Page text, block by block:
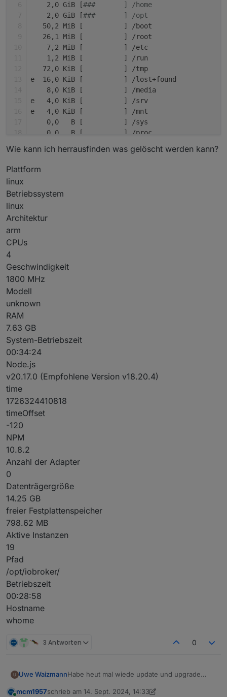
    2,0 GiB [
###       ] /home
    2,0 GiB [
###       ] /opt
   50,2 MiB [          ] /boot
   26,1 MiB [          ] /root
    7,2 MiB [          ] /etc
    1,2 MiB [          ] /run
   72,0 KiB [          ] /tmp
e  16,0 KiB [          ] /lost+found
    8,0 KiB [          ] /media
e   4,0 KiB [          ] /srv
e   4,0 KiB [          ] /mnt
    0,0   B [          ] /sys
.   0,0   B [          ] /proc
@   0,0   B [          ]  sbin
Wie kann ich herrausfinden was gelöscht werden kann?
Plattform
linux
Betriebssystem
linux
Architektur
arm
CPUs
4
Geschwindigkeit
1800 MHz
Modell
unknown
RAM
7.63 GB
System-Betriebszeit
00:34:24
Node.js
v20.17.0 (Empfohlene Version v18.20.4)
time
1726324410818
timeOffset
-120
NPM
10.8.2
Anzahl der Adapter
0
Datenträgergröße
14.25 GB
freier Festplattenspeicher
798.62 MB
Aktive Instanzen
19
Pfad
/opt/iobroker/
Betriebszeit
00:28:58
Hostname
whome
3 Antworten 0
Uwe WaizmannHabe heut mal wiede update und upgrade
Jetzt ist die Platte voll und ich hab keine
$ df -h
mcm1957schrieb am 14. Sept. 2024, 14:33